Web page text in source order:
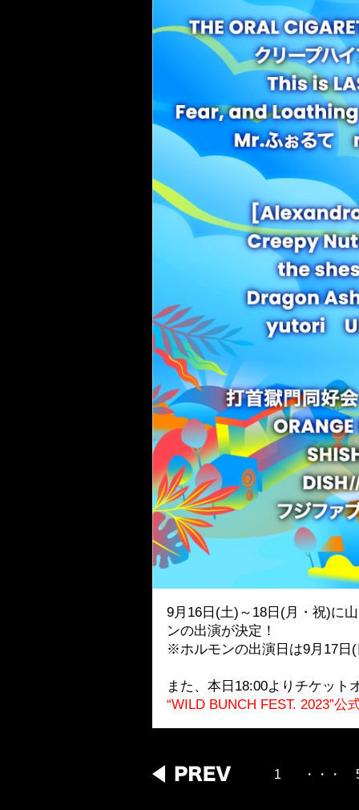
9月16日(土)～18日(月・祝)に
ンの出演が決定！
※ホルモンの出演日は9月17日
また、本日18:00よりチケッ
“WILD BUNCH FEST. 2023”公
1 ・・・